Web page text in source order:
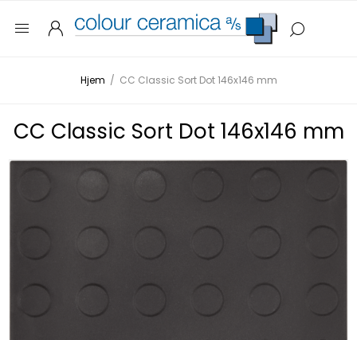
Hjem / CC Classic Sort Dot 146x146 mm
CC Classic Sort Dot 146x146 mm